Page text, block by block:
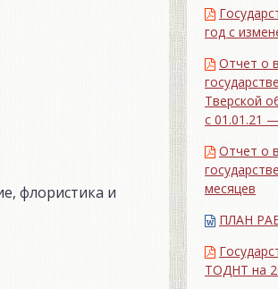
флористика и
год с
Отчет о
Тверской
с 01.01.21
Отчет о
месяцев
ПЛАН
ТОДНТ на